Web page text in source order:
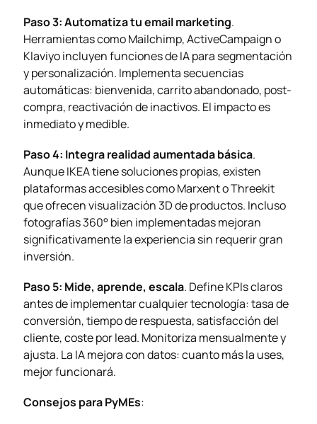
Paso 3: Automatiza tu email marketing.
Herramientas como Mailchimp, ActiveCampaign o
Klaviyo incluyen funciones de IA para segmentación
y personalización. Implementa secuencias
automáticas: bienvenida, carrito abandonado, post-
compra, reactivación de inactivos. El impacto es
inmediato y medible.
Paso 4: Integra realidad aumentada básica.
Aunque IKEA tiene soluciones propias, existen
plataformas accesibles como Marxent o Threekit
que ofrecen visualización 3D de productos. Incluso
fotografías 360° bien implementadas mejoran
significativamente la experiencia sin requerir gran
inversión.
Paso 5: Mide, aprende, escala. Define KPIs claros
antes de implementar cualquier tecnología: tasa de
conversión, tiempo de respuesta, satisfacción del
cliente, coste por lead. Monitoriza mensualmente y
ajusta. La IA mejora con datos: cuanto más la uses,
mejor funcionará.
Consejos para PyMEs: